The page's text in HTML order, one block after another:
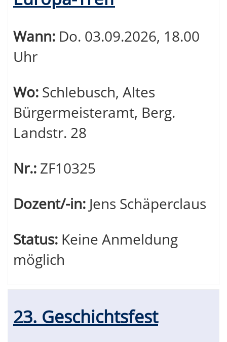
sortiert
werden.
Wann: Do. 03.09.2026, 18.00
Uhr
Wo: Schlebusch, Altes
Bürgermeisteramt, Berg.
Landstr. 28
Nr.: ZF10325
Dozent/-in: Jens Schäperclaus
Status: Keine Anmeldung
möglich
23. Geschichtsfest